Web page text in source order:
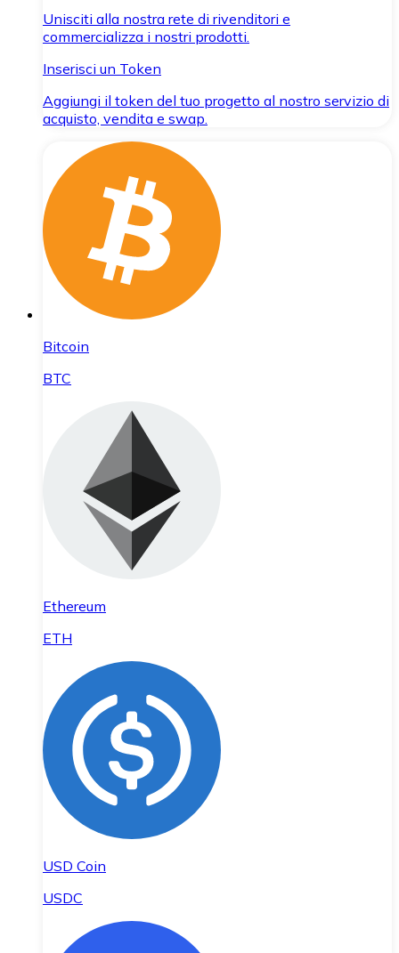
Unisciti alla nostra rete di rivenditori e
commercializza i nostri prodotti.
Inserisci un Token
Aggiungi il token del tuo progetto al nostro servizio di
acquisto, vendita e swap.
Bitcoin
BTC
Ethereum
ETH
USD Coin
USDC